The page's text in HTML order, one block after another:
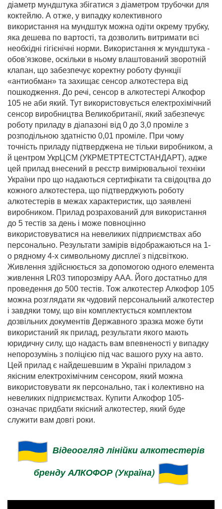
діаметр мундштука збігатися з діаметром трубочки для
коктейлю. А отже, у випадку колективного
використання на мундштук можна одіти окрему трубку,
яка дешева по вартості, та дозволить витримати всі
необхідні гігієнічні норми. Використання ж мундштука -
обов'язкове, оскільки в ньому влаштований зворотній
клапан, що забезпечує коректну роботу функції
«антиобман» та захищає сенсор алкотестера від
пошкодження. До речі, сенсор в алкотестері Алкофор
105 не аби який. Тут використовується електрохімічний
сенсор виробництва Великобританії, який забезпечує
роботу приладу в діапазоні від 0 до 3,0 проміле з
розподільною здатністю 0,01 проміле. При чому
точність приладу підтверджена не тільки виробником, а
й центром УкрЦСМ (УКРМЕТРТЕСТСТАНДАРТ), адже
цей прилад внесений в реєстр вимірювальної техніки
України про що надаються сертифікати та свідоцтва до
кожного алкотестера, що підтверджують роботу
алкотестерів в межах характеристик, що заявлені
виробником. Прилад розрахований для використання
до 5 тестів за день і може повноцінно
використовуватися на невеликих підприємствах або
персонально. Результати замірів відображаються на 1-
о рядному 4-х символьному дисплеї з підсвіткою.
Живлення здійснюється за допомогою одного елемента
живлення LR03 типорозміру ААА. Його достатньо для
проведення до 500 тестів. Тож алкотестер Алкофор 105
можна розглядати як чудовий персональний алкотестер
і завдяки тому, що він комплектується комплектом
дозвільних документів Державного зразка може бути
використаний як прилад, результати якого мають
юридичну силу, що надасть вам впевненості у випадку
непорозумінь з поліцією під час вашого руху на авто.
Цей прилад є найдешевшим в Україні приладом з
якісним електрохімічним сенсором, який можна
використовувати як персонально, так і колективно на
невеликих підприємствах. Купити Алкофор 105-
означає придбати якісний алкотестер, який буде
служити вам довгі роки.
Відеоогляд лінійки алкотестерів
бренду АЛКОФОР (Україна)